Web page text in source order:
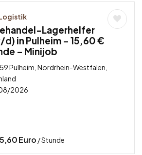
Lagerhelfer
in Pulheim – 15,60 €
– Minijob
Pulheim, Nordrhein-Westfalen,
2026
Euro / Stunde